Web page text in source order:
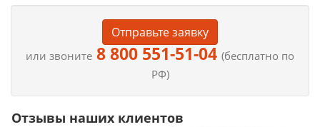
Отправьте заявку
или звоните 8 800 551-51-04 (бесплатно по
РФ)
Отзывы наших клиентов